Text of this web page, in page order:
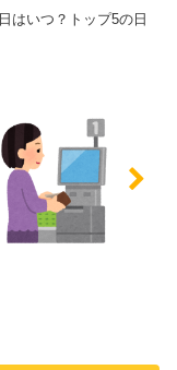
はいつ？トップ5の日